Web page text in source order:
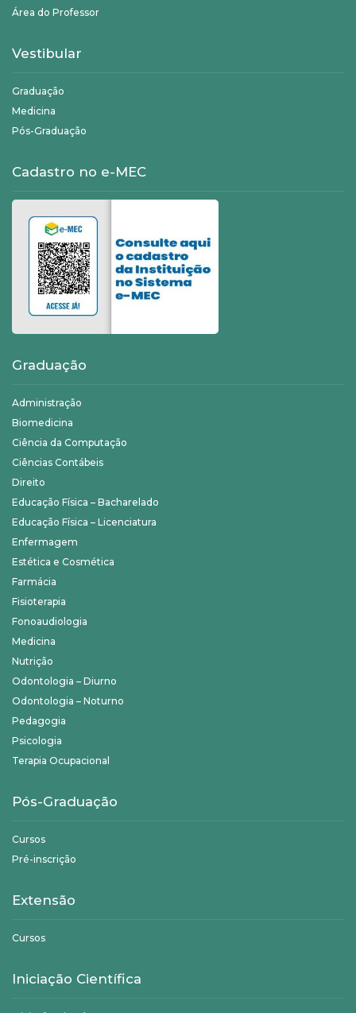
Área do Professor
Vestibular
Graduação
Medicina
Pós-Graduação
Cadastro no e-MEC
Graduação
Administração
Biomedicina
Ciência da Computação
Ciências Contábeis
Direito
Educação Física – Bacharelado
Educação Física – Licenciatura
Enfermagem
Estética e Cosmética
Farmácia
Fisioterapia
Fonoaudiologia
Medicina
Nutrição
Odontologia – Diurno
Odontologia – Noturno
Pedagogia
Psicologia
Terapia Ocupacional
Pós-Graduação
Cursos
Pré-inscrição
Extensão
Cursos
Iniciação Científica